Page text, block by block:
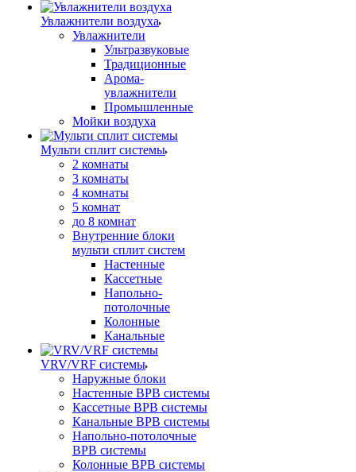
Увлажнители воздуха
Увлажнители
Ультразвуковые
Традиционные
Арома-
увлажнители
Промышленные
Мойки воздуха
Мульти сплит системы
2 комнаты
3 комнаты
4 комнаты
5 комнат
до 8 комнат
Внутренние блоки
мульти сплит систем
Настенные
Кассетные
Напольно-
потолочные
Колонные
Канальные
VRV/VRF системы
Наружные блоки
Настенные ВРВ системы
Кассетные ВРВ системы
Канальные ВРВ системы
Напольно-потолочные
ВРВ системы
Колонные ВРВ системы